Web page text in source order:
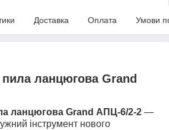
Доставка Оплата Умови
ланцюгова Grand
ланцюгова Grand АПЦ-6/2-2 —
інструмент нового